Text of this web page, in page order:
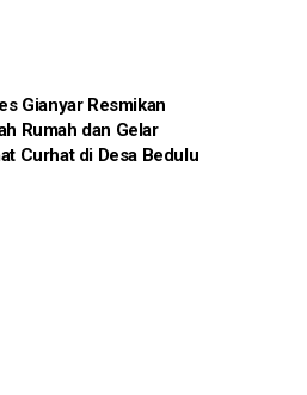
Gianyar Resmikan
Rumah dan Gelar
Curhat di Desa Bedulu